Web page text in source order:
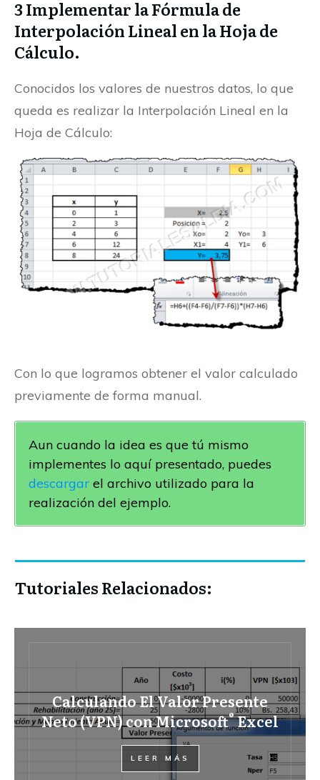
3 Implementar la Fórmula de
Interpolación Lineal en la Hoja de
Cálculo.
Conocidos los valores de nuestros datos, lo que
queda es realizar la Interpolación Lineal en la
Hoja de Cálculo:
Con lo que logramos obtener el valor calculado
previamente de forma manual.
Aun cuando la idea es que tú mismo
implementes lo aquí presentado, puedes
descargar el archivo utilizado para la
realización del ejemplo.
Tutoriales Relacionados:
Calculando El Valor Presente
Neto (VPN) con Microsoft®Excel
LEER MÁS